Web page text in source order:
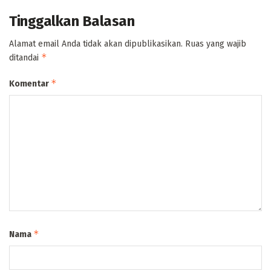
Tinggalkan Balasan
Alamat email Anda tidak akan dipublikasikan. Ruas yang wajib
ditandai *
Komentar *
Nama *